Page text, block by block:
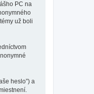
PC na
už boli
heslo”) a